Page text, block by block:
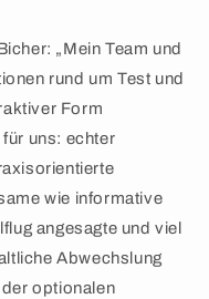
„Mein Team und
rund um Test und
Form
uns: echter
wie informative
angesagte und viel
Abwechslung
optionalen